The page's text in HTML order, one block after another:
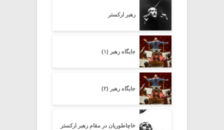
رهبر ارکستر
جایگاه رهبر (۱)
جایگاه رهبر (۲)
خاچاطوریان در مقام رهبر ارکستر